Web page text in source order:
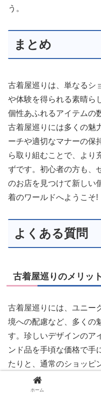
う。
まとめ
古着屋巡りは、単なるシ
や体験を得られる素晴ら
個性あふれるアイテムの
古着屋巡りには多くの魅
ーチや適切なマナーの保
ら取り組むことで、より
ずです。初心者の方も、
のお店を見つけて新しい
着のワールドへようこそ!
よくある質問
古着屋巡りのメリッ
古着屋巡りには、ユニー
境への配慮など、多くの
す。珍しいデザインのア
ンド品を手頃な価格で手
たりと、通常のショッピ
さらに、リサイクルによ
配慮も古着屋巡りの魅
ホーム